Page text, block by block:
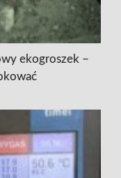
ekogroszek –